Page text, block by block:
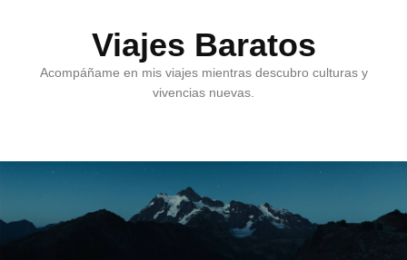
Viajes Baratos
Acompáñame en mis viajes mientras descubro culturas y
vivencias nuevas.